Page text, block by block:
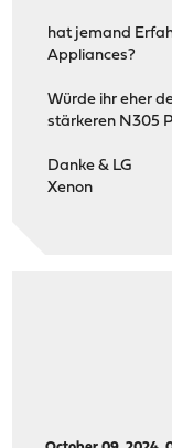
hat jemand
Appliances?
Würde ihr eher
stärkeren N305
Danke & LG
Xenon